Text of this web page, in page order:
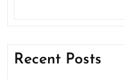
Recent Posts